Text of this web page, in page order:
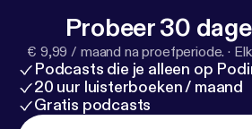
Probeer 30
€ 9,99 / maand na proefperiode. ·
Podcasts die je alleen op
20 uur luisterboeken / maand
Gratis podcasts